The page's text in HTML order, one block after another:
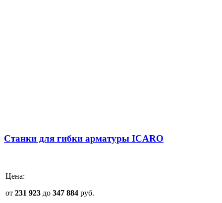
Станки для гибки арматуры ICARO
Цена:
от 231 923 до 347 884 руб.